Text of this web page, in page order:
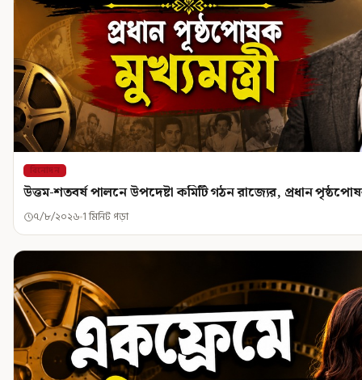
বিনোদন
উত্তম-শতবর্ষ পালনে উপদেষ্টা কমিটি গঠন রাজ্যের, প্রধান
৭/৮/২০২৬ 1 মিনিট পড়া